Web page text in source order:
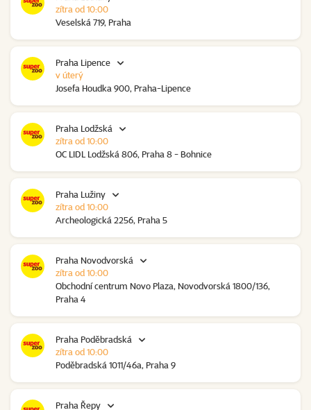
Veselská 719, Praha
zítra od 10:00
Praha Lipence
Josefa Houdka 900, Praha-Lipence
v úterý
Praha Lodžská
OC LIDL Lodžská 806, Praha 8 - Bohnice
zítra od 10:00
Praha Lužiny
Archeologická 2256, Praha 5
zítra od 10:00
Praha Novodvorská
Obchodní centrum Novo Plaza, Novodvorská 1800/136,
Praha 4
zítra od 10:00
Praha Poděbradská
Poděbradská 1011/46a, Praha 9
zítra od 10:00
Praha Řepy